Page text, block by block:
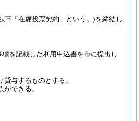
下「在席投票契約」という。)を締結し
を記載した利用申込書を市に提出し
与するものとする。
できる。